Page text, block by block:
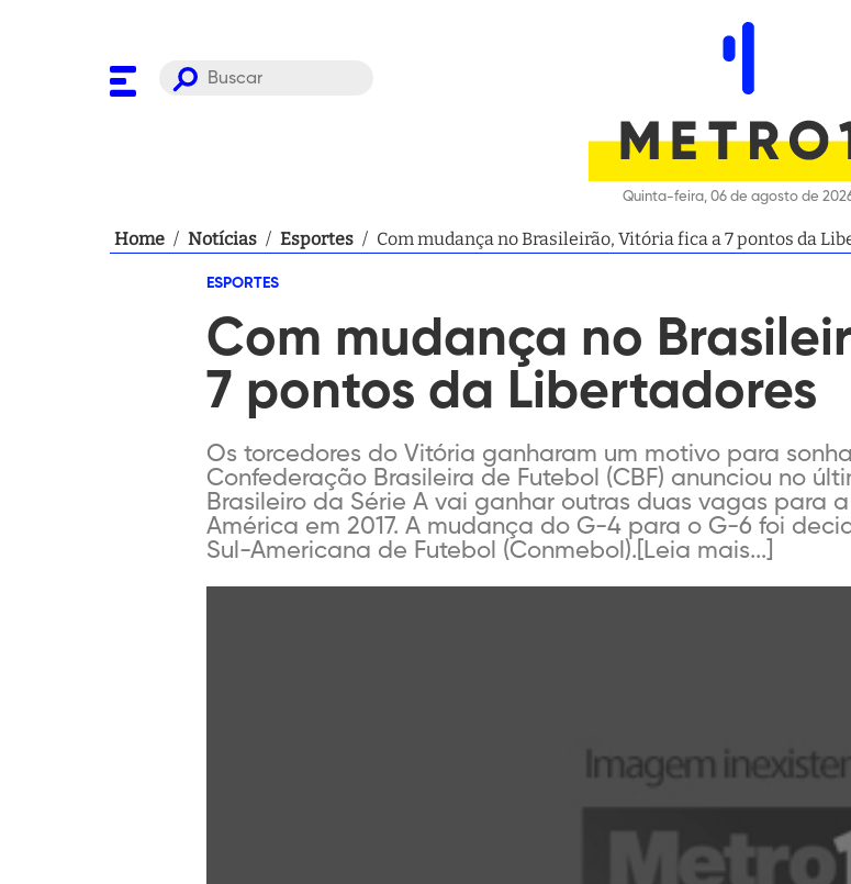
Quinta-feira, 06 de agosto de
Home / Notícias / Esportes / Com mudança no Brasileirão, Vitória fica a 7 pontos da
ESPORTES
Com mudança no
7 pontos da Libertadores
Os torcedores do Vitória ganharam um motivo para
Confederação Brasileira de Futebol (CBF) anunciou no
Brasileiro da Série A vai ganhar outras duas vagas para
América em 2017. A mudança do G-4 para o G-6 foi
Sul-Americana de Futebol (Conmebol).[Leia mais...]